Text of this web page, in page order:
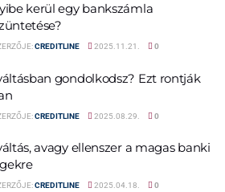
kerül egy bankszámla
CREDITLINE 2025.11.21. 0
gondolkodsz? Ezt rontják
CREDITLINE 2025.08.29. 0
avagy ellenszer a magas banki
CREDITLINE 2025.04.18. 0